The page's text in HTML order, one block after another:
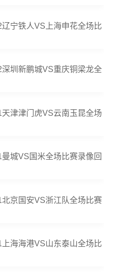
宁铁人VS上海申花全场比
圳新鹏城VS重庆铜梁龙全
津津门虎VS云南玉昆全场
城VS国米全场比赛录像回
京国安VS浙江队全场比赛
海海港VS山东泰山全场比